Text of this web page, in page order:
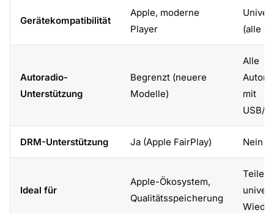
Gerätekompatibilität
Apple, moderne
Player
(alle
Autoradio-
Unterstützung
Begrenzt (neuere
Modelle)
Alle
mit
USB/
DRM-Unterstützung Ja (Apple FairPlay) Nein
Ideal für
Apple-Ökosystem,
Qualitätsspeicherung
Teilen,